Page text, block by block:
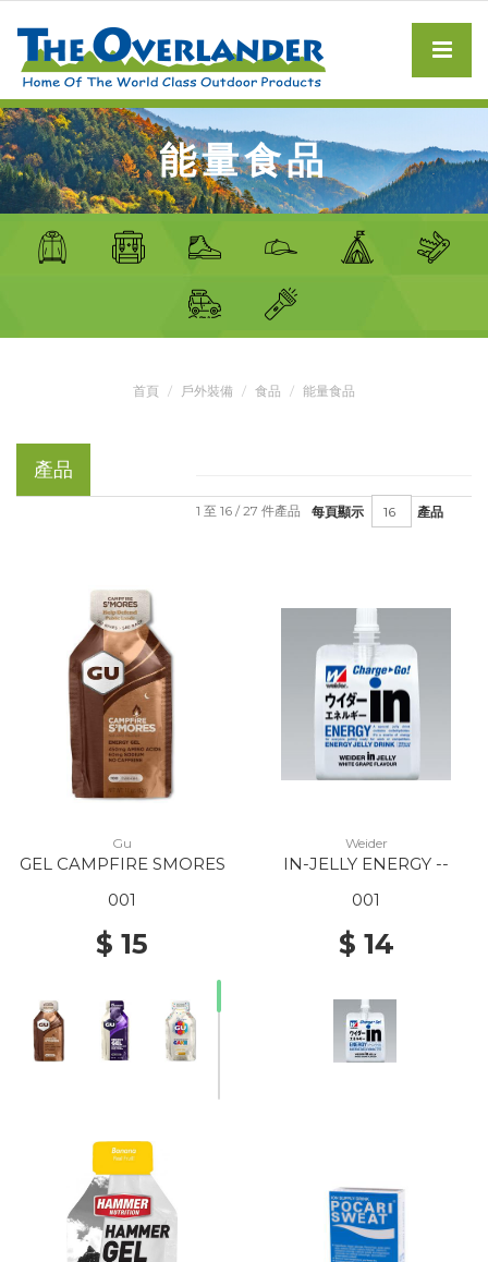
能量食品
首頁 戶外裝備 食品 能量食品
產品
每頁顯示 產品
1 至 16 / 27 件產品
Gu
GEL CAMPFIRE SMORES
001
$ 15
Weider
IN-JELLY ENERGY --
001
$ 14